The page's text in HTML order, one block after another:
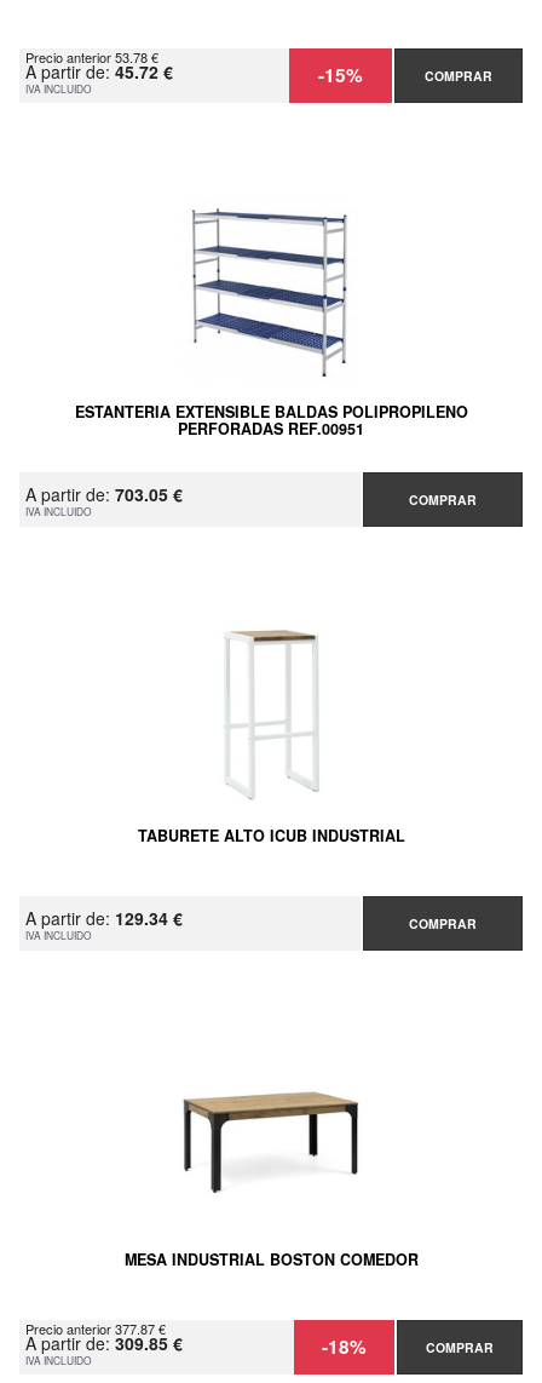
Precio anterior 53.78 €
A partir de: 45.72 €
IVA INCLUIDO -15% COMPRAR
ESTANTERIA EXTENSIBLE BALDAS POLIPROPILENO
PERFORADAS REF.00951
A partir de: 703.05 €
IVA INCLUIDO
COMPRAR
TABURETE ALTO ICUB INDUSTRIAL
A partir de: 129.34 €
IVA INCLUIDO
COMPRAR
MESA INDUSTRIAL BOSTON COMEDOR
Precio anterior 377.87 €
A partir de: 309.85 €
IVA INCLUIDO -18% COMPRAR